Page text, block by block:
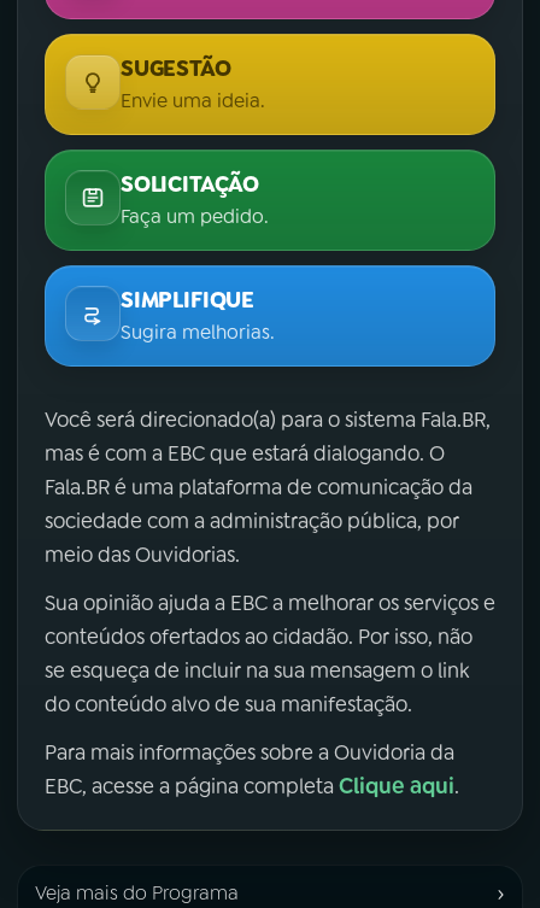
SUGESTÃO
Envie uma ideia.
SOLICITAÇÃO
Faça um pedido.
SIMPLIFIQUE
Sugira melhorias.
Você será direcionado(a) para o sistema Fala.BR,
mas é com a EBC que estará dialogando. O
Fala.BR é uma plataforma de comunicação da
sociedade com a administração pública, por
meio das Ouvidorias.
Sua opinião ajuda a EBC a melhorar os serviços e
conteúdos ofertados ao cidadão. Por isso, não
se esqueça de incluir na sua mensagem o link
do conteúdo alvo de sua manifestação.
Para mais informações sobre a Ouvidoria da
EBC, acesse a página completa Clique aqui.
Veja mais do Programa ›